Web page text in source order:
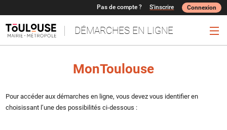
DÉMARCHES EN LIGNE
Pas de compte ? S'inscrire Connexion
MonToulouse
Pour accéder aux démarches en ligne, vous devez vous identifier en
choisissant l’une des possibilités ci-dessous :